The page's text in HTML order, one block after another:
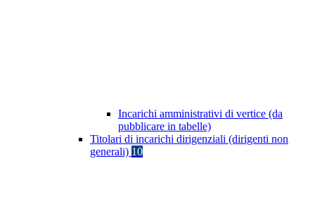
Incarichi amministrativi di vertice (da
pubblicare in tabelle)
Titolari di incarichi dirigenziali (dirigenti non
generali) 10